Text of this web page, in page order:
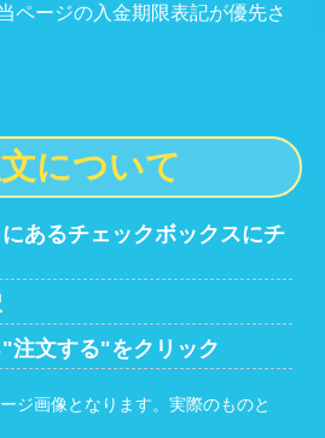
ページの入金期限表記が優先さ
について
にあるチェックボックスにチ
注文する"をクリック
ジ画像となります。実際のものと